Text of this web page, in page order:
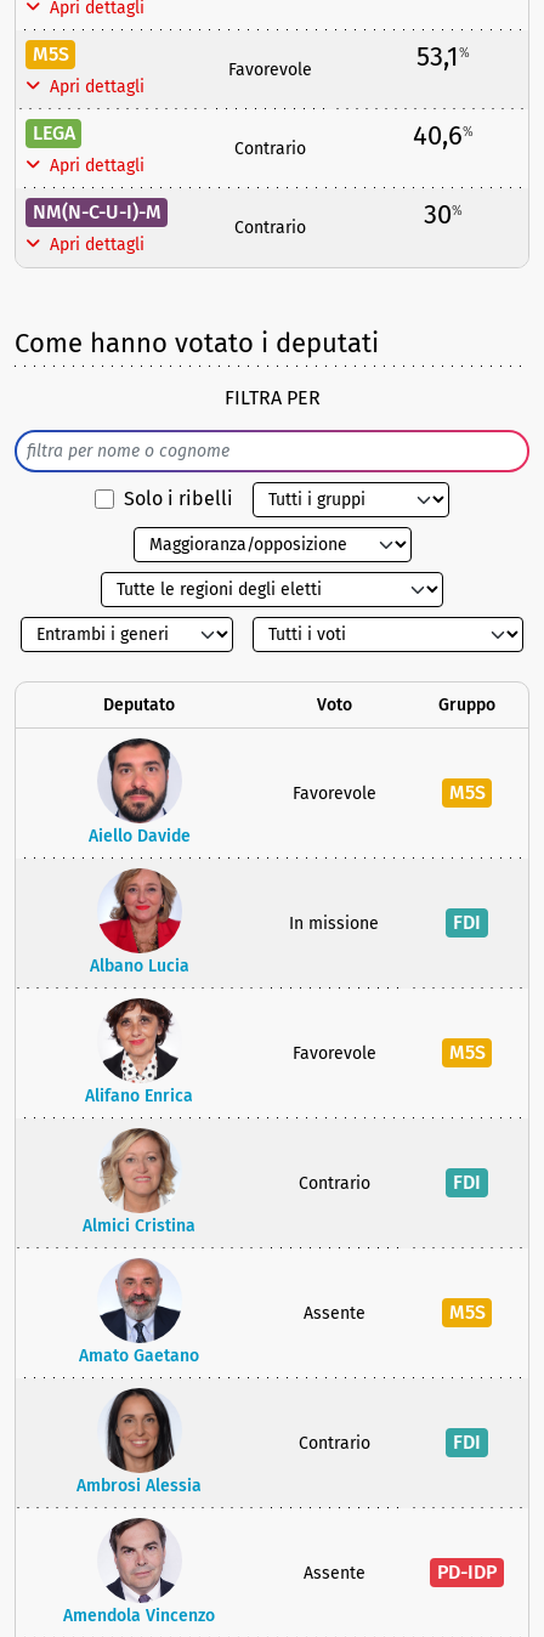
Apri dettagli
M5S
Apri dettagli
Favorevole 53,1%
LEGA
Apri dettagli
Contrario 40,6%
NM(N-C-U-I)-M
Apri dettagli
Contrario 30%
Come hanno votato i deputati
FILTRA PER
Solo i ribelli
Deputato Voto Gruppo
Aiello Davide
Favorevole M5S
Albano Lucia
In missione FDI
Alifano Enrica
Favorevole M5S
Almici Cristina
Contrario FDI
Amato Gaetano
Assente M5S
Ambrosi Alessia
Contrario FDI
Amendola Vincenzo
Assente PD-IDP